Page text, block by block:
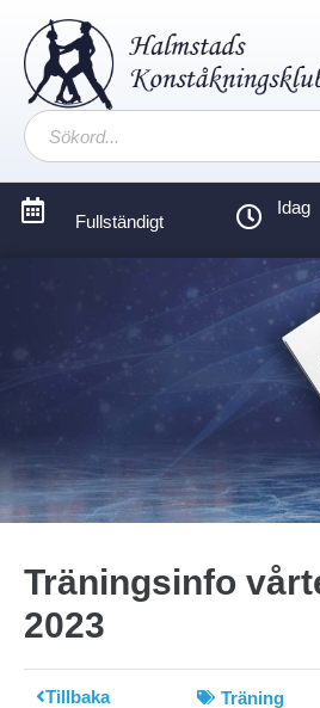
Fullständigt
Idag
Träningsinfo
2023
Tillbaka Träning